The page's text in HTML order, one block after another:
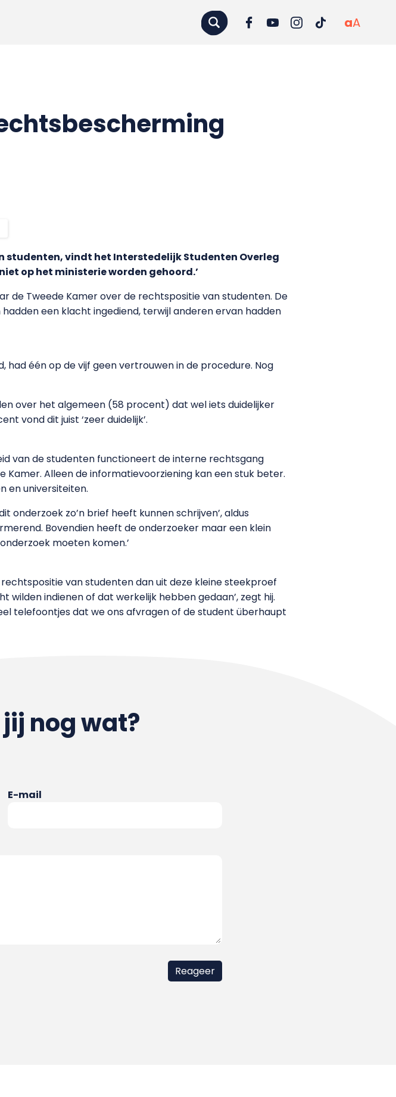
aA
studenten, vindt het Interstedelijk Studenten Overleg
op het ministerie worden gehoord.’
de Tweede Kamer over de rechtspositie van studenten. De
een klacht ingediend, terwijl anderen ervan hadden
één op de vijf geen vertrouwen in de procedure. Nog
over het algemeen (58 procent) dat wel iets duidelijker
vond dit juist ‘zeer duidelijk’.
van de studenten functioneert de interne rechtsgang
Kamer. Alleen de informatievoorziening kan een stuk beter.
en universiteiten.
onderzoek zo’n brief heeft kunnen schrijven’, aldus
Bovendien heeft de onderzoeker maar een klein
moeten komen.’
van studenten dan uit deze kleine steekproef
wilden indienen of dat werkelijk hebben gedaan’, zegt hij.
telefoontjes dat we ons afvragen of de student überhaupt
nog wat?
E-mail